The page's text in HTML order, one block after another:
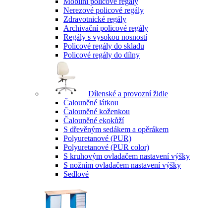
Nerezové policové regály
Zdravotnické regály
Archivační policové regály
Regály s vysokou nosností
Policové regály do skladu
Policové regály do dílny
Dílenské a provozní židle
Čalouněné látkou
Čalouněné koženkou
Čalouněné ekokůží
S dřevěným sedákem a opěrákem
Polyuretanové (PUR)
Polyuretanové (PUR color)
S kruhovým ovladačem nastavení výšky
S nožním ovladačem nastavení výšky
Sedlové